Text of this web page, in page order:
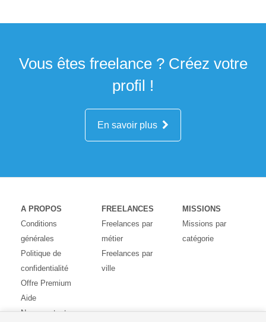
Vous êtes freelance ? Créez votre
profil !
En savoir plus
A PROPOS
Conditions
générales
Politique de
confidentialité
Offre Premium
Aide
Nous contacter
FREELANCES
Freelances par
métier
Freelances par
ville
MISSIONS
Missions par
catégorie